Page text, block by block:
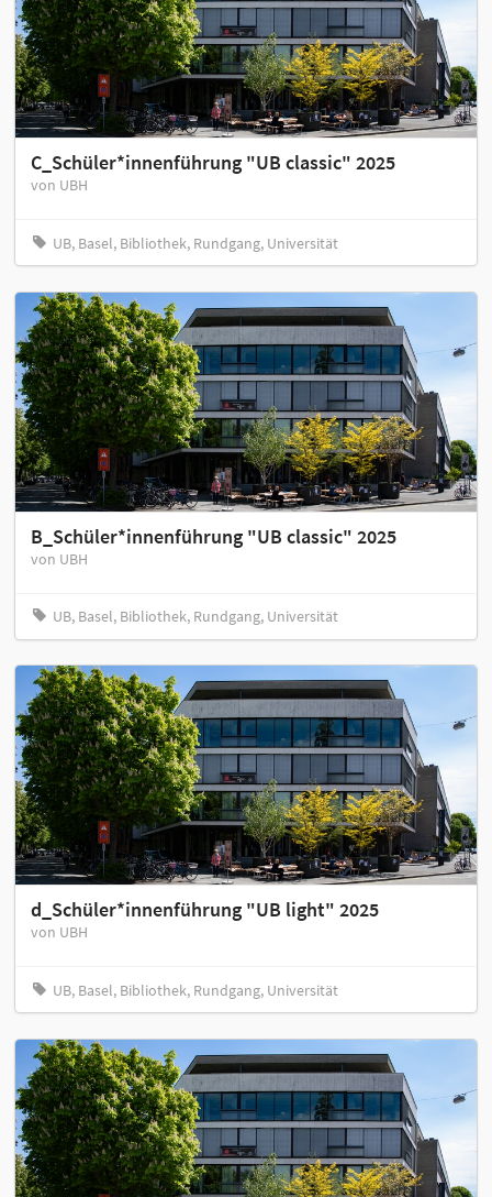
C_Schüler*innenführung "UB classic" 2025
von UBH
UB, Basel, Bibliothek, Rundgang, Universität
B_Schüler*innenführung "UB classic" 2025
von UBH
UB, Basel, Bibliothek, Rundgang, Universität
d_Schüler*innenführung "UB light" 2025
von UBH
UB, Basel, Bibliothek, Rundgang, Universität